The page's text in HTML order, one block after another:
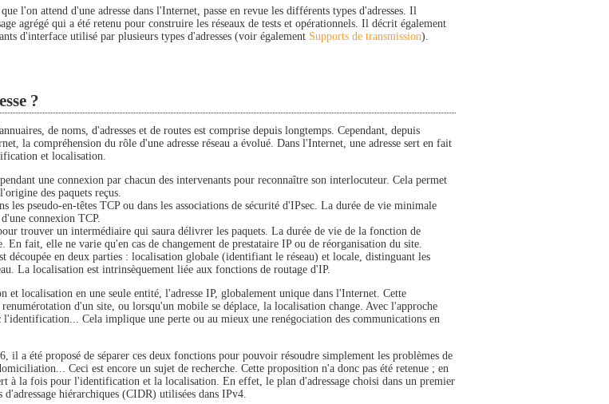
l'on attend d'une adresse dans l'Internet, passe en revue les différents types d'adresses. Il
agrégé qui a été retenu pour construire les réseaux de tests et opérationnels. Il décrit également
d'interface utilisé par plusieurs types d'adresses (voir également Supports de transmission).
?
de noms, d'adresses et de routes est comprise depuis longtemps. Cependant, depuis
la compréhension du rôle d'une adresse réseau a évolué. Dans l'Internet, une adresse sert en fait
et localisation.
une connexion par chacun des intervenants pour reconnaître son interlocuteur. Cela permet
des paquets reçus.
les pseudo-en-têtes TCP ou dans les associations de sécurité d'IPsec. La durée de vie minimale
connexion TCP.
trouver un intermédiaire qui saura délivrer les paquets. La durée de vie de la fonction de
En fait, elle ne varie qu'en cas de changement de prestataire IP ou de réorganisation du site.
découpée en deux parties : localisation globale (identifiant le réseau) et locale, distinguant les
La localisation est intrinsèquement liée aux fonctions de routage d'IP.
localisation en une seule entité, l'adresse IP, globalement unique dans l'Internet. Cette
d'un site, ou lorsqu'un mobile se déplace, la localisation change. Avec l'approche
l'identification... Cela implique une perte ou au mieux une renégociation des communications en
il a été proposé de séparer ces deux fonctions pour pouvoir résoudre simplement les problèmes de
Ceci est encore un sujet de recherche. Cette proposition n'a donc pas été retenue ; en
à la fois pour l'identification et la localisation. En effet, le plan d'adressage choisi dans un premier
d'adressage hiérarchiques (CIDR) utilisées dans IPv4.